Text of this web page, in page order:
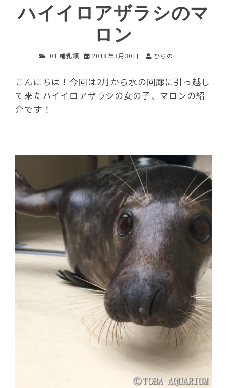
ハイイロアザラシのマ
ロン
01 哺乳類 2018年3月30日 ひらの
こんにちは！今回は2月から水の回廊に引っ越し
て来たハイイロアザラシの女の子、マロンの紹
介です！